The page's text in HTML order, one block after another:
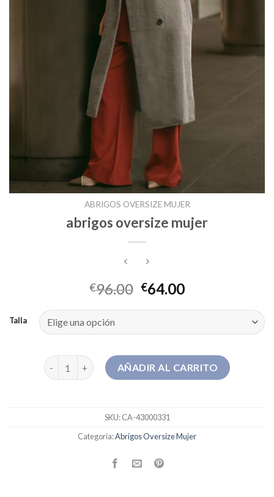
ABRIGOS OVERSIZE MUJER
abrigos oversize mujer
€96.00 €64.00
Talla
abrigos oversize mujer cantidad
AÑADIR AL CARRITO
SKU:CA-43000331
Categoría:Abrigos Oversize Mujer